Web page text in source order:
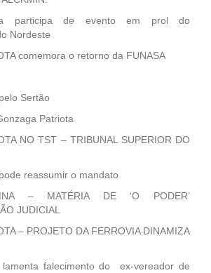
e coordenador da Fenagri, “nas
evento cumpriu o papel de mostrar o
e de produtividade do Vale do São
do agronegócio”, que mostra a
da prefeitura e do governo do
Ele disse ainda que “nós queremos
da agricultura familiar dentro do
Universidade Federal do Vale do São
e da Universidade do Estado da Bahia,
BA, organizada pela prefeitura municipal
com apoio da Associação
e Agrícola de Juazeiro – Aciaj. Ascom
Federal GONZAGA PATRIOTA
participa de evento em prol do
Nordeste
comemora o retorno da FUNASA
Sertão
Patriota
NO TST – TRIBUNAL SUPERIOR DO
reassumir o mandato
– MATÉRIA DE ‘O PODER’
JUDICIAL
– PROJETO DA FERROVIA DINAMIZA
lamenta falecimento do ex-vereador de